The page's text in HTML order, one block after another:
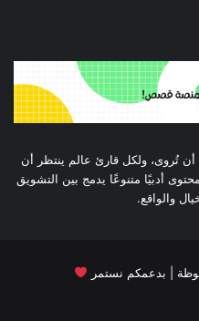
ولكل قارئ عالم ينتظر أن
أدبيًا متنوعًا يدمج بين التشويق
والواقع.
| بدعمكم نستمر